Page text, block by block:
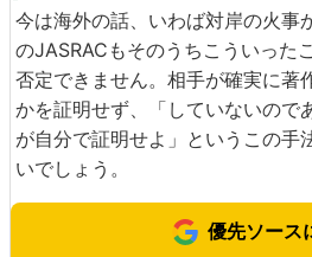
今は海外の話、いわば対岸の火事
のJASRACもそのうちこういった
否定できません。相手が確実に著
かを証明せず、「していないので
が自分で証明せよ」というこの手
いでしょう。
優先ソース